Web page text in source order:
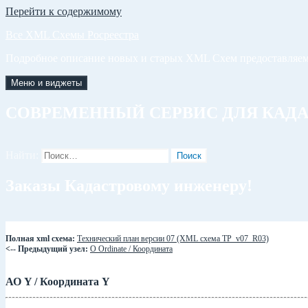
Перейти к содержимому
Меню и виджеты
Полная xml схема: Технический план версии 07 (XML схема TP_v07_R03)
<-- Предыдущий узел: О Ordinate / Координата
АО Y / Координата Y